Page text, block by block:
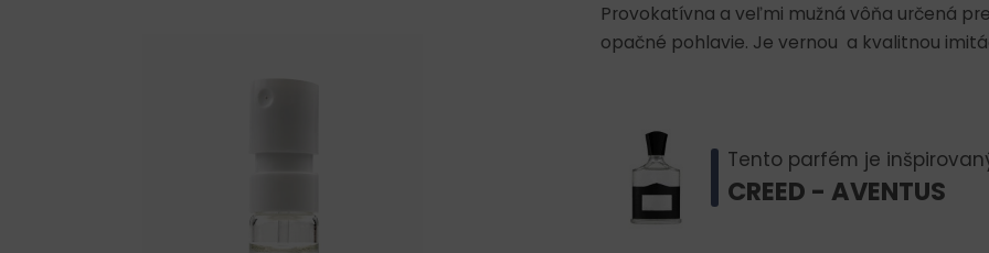
Provokatívna a veľmi mužná vôňa určená
opačné pohlavie. Je vernou a kvalitnou
Tento parfém je
CREED - AVENTUS